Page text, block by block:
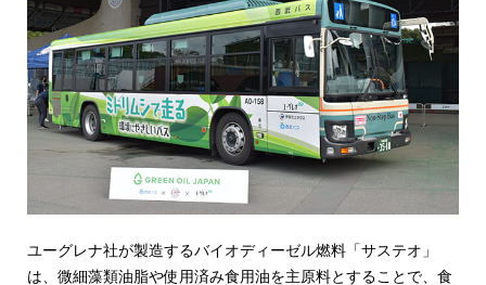
ユーグレナ社が製造するバイオディーゼル燃料「サステオ」
は、微細藻類油脂や使用済み食用油を主原料とすることで、食